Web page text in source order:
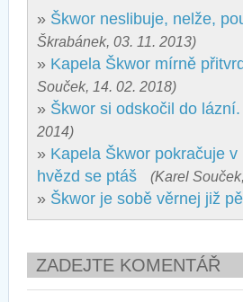
» Škwor neslibuje, nelže,
Škrabánek, 03. 11. 2013)
» Kapela Škwor mírně
Souček, 14. 02. 2018)
» Škwor si odskočil do
2014)
» Kapela Škwor pokračuje
hvězd se ptáš
(Karel
» Škwor je sobě věrnej již
ZADEJTE KOMENTÁŘ